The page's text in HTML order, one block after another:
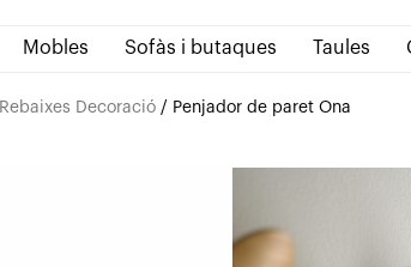
Mobles Sofàs i butaques Taules
Rebaixes Decoració / Penjador de paret Ona